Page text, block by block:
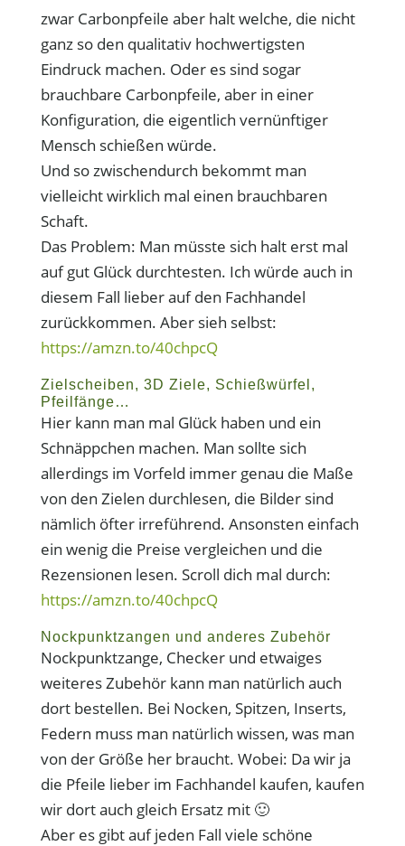
zwar Carbonpfeile aber halt welche, die nicht
ganz so den qualitativ hochwertigsten
Eindruck machen. Oder es sind sogar
brauchbare Carbonpfeile, aber in einer
Konfiguration, die eigentlich vernünftiger
Mensch schießen würde.
Und so zwischendurch bekommt man
vielleicht wirklich mal einen brauchbaren
Schaft.
Das Problem: Man müsste sich halt erst mal
auf gut Glück durchtesten. Ich würde auch in
diesem Fall lieber auf den Fachhandel
zurückkommen. Aber sieh selbst:
https://amzn.to/40chpcQ
Zielscheiben, 3D Ziele, Schießwürfel,
Pfeilfänge…
Hier kann man mal Glück haben und ein
Schnäppchen machen. Man sollte sich
allerdings im Vorfeld immer genau die Maße
von den Zielen durchlesen, die Bilder sind
nämlich öfter irreführend. Ansonsten einfach
ein wenig die Preise vergleichen und die
Rezensionen lesen. Scroll dich mal durch:
https://amzn.to/40chpcQ
Nockpunktzangen und anderes Zubehör
Nockpunktzange, Checker und etwaiges
weiteres Zubehör kann man natürlich auch
dort bestellen. Bei Nocken, Spitzen, Inserts,
Federn muss man natürlich wissen, was man
von der Größe her braucht. Wobei: Da wir ja
die Pfeile lieber im Fachhandel kaufen, kaufen
wir dort auch gleich Ersatz mit 🙂
Aber es gibt auf jeden Fall viele schöne